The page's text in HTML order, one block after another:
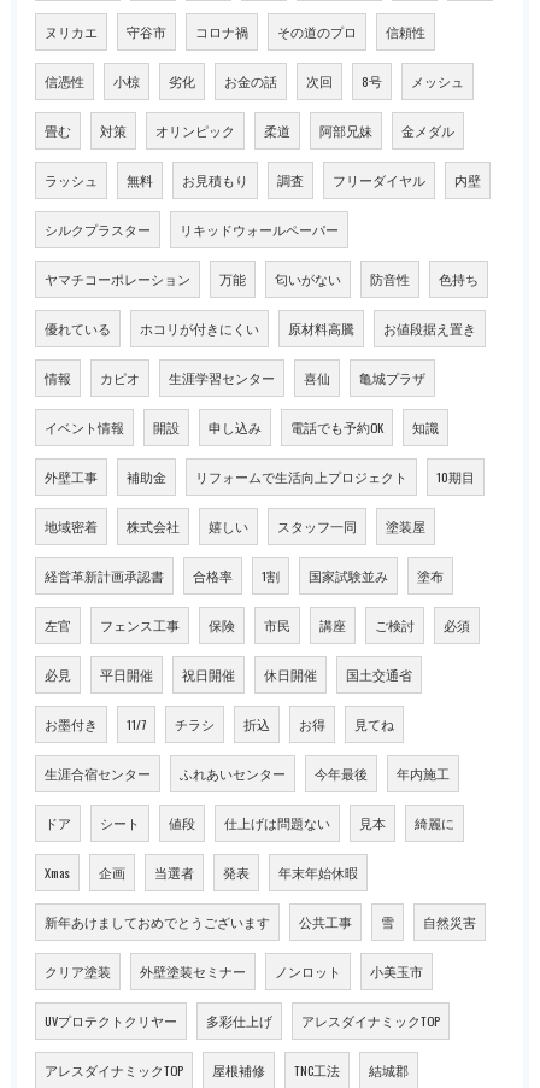
ヌリカエ 守谷市 コロナ禍 その道のプロ 信頼性
信憑性 小椋 劣化 お金の話 次回 8号 メッシュ
畳む 対策 オリンピック 柔道 阿部兄妹 金メダル
ラッシュ 無料 お見積もり 調査 フリーダイヤル 内壁
シルクプラスター リキッドウォールペーパー
ヤマチコーポレーション 万能 匂いがない 防音性 色持ち
優れている ホコリが付きにくい 原材料高騰 お値段据え置き
情報 カピオ 生涯学習センター 喜仙 亀城プラザ
イベント情報 開設 申し込み 電話でも予約OK 知識
外壁工事 補助金 リフォームで生活向上プロジェクト 10期目
地域密着 株式会社 嬉しい スタッフ一同 塗装屋
経営革新計画承認書 合格率 1割 国家試験並み 塗布
左官 フェンス工事 保険 市民 講座 ご検討 必須
必見 平日開催 祝日開催 休日開催 国土交通省
お墨付き 11/7 チラシ 折込 お得 見てね
生涯合宿センター ふれあいセンター 今年最後 年内施工
ドア シート 値段 仕上げは問題ない 見本 綺麗に
Xmas 企画 当選者 発表 年末年始休暇
新年あけましておめでとうございます 公共工事 雪 自然災害
クリア塗装 外壁塗装セミナー ノンロット 小美玉市
UVプロテクトクリヤー 多彩仕上げ アレスダイナミックTOP
アレスダイナミックTOP 屋根補修 TNC工法 結城郡